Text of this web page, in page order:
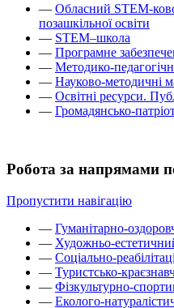
— Обласний STEM-
позашкільної освіти
— STEM–школа
— Програмне
— Методико-
— Науково-методичні
— Освітні ресурси.
— Громадянсько-
Робота за напрямами
Пропустити навігацію
— Гуманітарно-
— Художньо-
— Соціально-
— Туристсько-
— Фізкультурно-
— Еколого-